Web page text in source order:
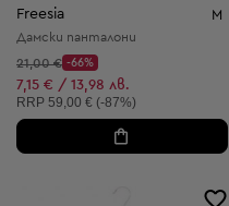
Freesia M
Дамски панталони
Начална цена:
21,00 €
Discount Price:
-66%
Намалена цена:
7,15 € / 13,98 лв.
Препоръчителна цена:
RRP 59,00 € (-87%)